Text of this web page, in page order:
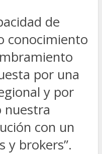
de
conocimiento
por una
y por
nuestra
con un
y brokers”.